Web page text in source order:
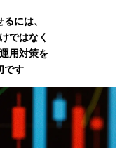
には、
ではなく
用対策を
です